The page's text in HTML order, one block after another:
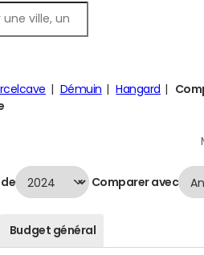
Démuin Hangard
Comparer avec
Budget général